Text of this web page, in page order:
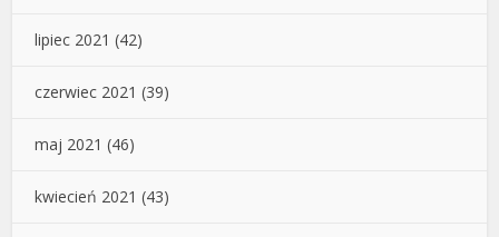
lipiec 2021 (42)
czerwiec 2021 (39)
maj 2021 (46)
kwiecień 2021 (43)